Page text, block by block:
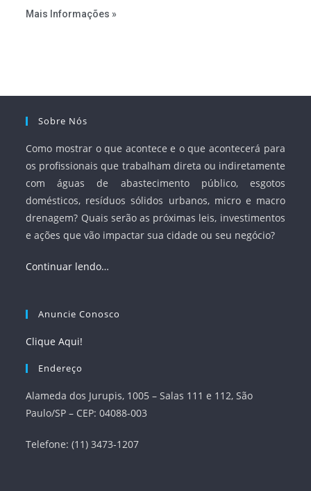
serviços, ampliar a participação da iniciativa privada,
Mais Informações »
Sobre Nós
Como mostrar o que acontece e o que acontecerá para
os profissionais que trabalham direta ou indiretamente
com águas de abastecimento público, esgotos
domésticos, resíduos sólidos urbanos, micro e macro
drenagem? Quais serão as próximas leis, investimentos
e ações que vão impactar sua cidade ou seu negócio?
Continuar lendo…
Anuncie Conosco
Clique Aqui!
Endereço
Alameda dos Jurupis, 1005 – Salas 111 e 112, São
Paulo/SP – CEP: 04088-003
Telefone: (11) 3473-1207